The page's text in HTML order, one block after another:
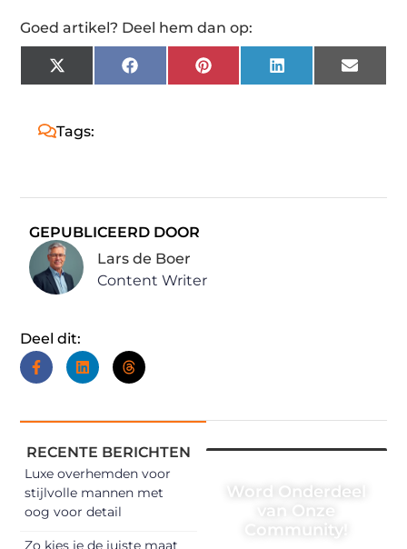
Goed artikel? Deel hem dan op:
X
(Twitter)
FacebookPinterestLinkedIn Email
Tags:
GEPUBLICEERD DOOR
Lars de Boer
Content Writer
Deel dit:
RECENTE BERICHTEN
Luxe overhemden voor
stijlvolle mannen met
oog voor detail
Zo kies je de juiste maat
Word Onderdeel
van Onze
Community!